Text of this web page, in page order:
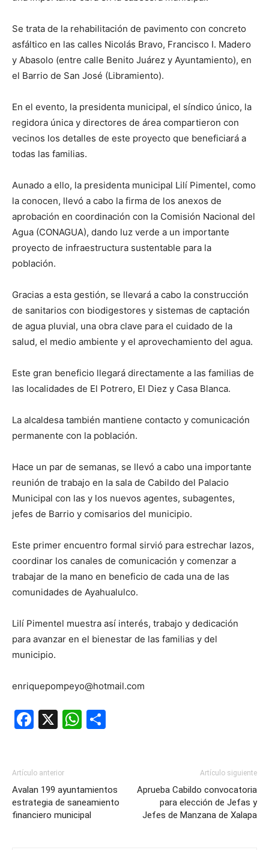
Se trata de la rehabilitación de pavimento con concreto
asfáltico en las calles Nicolás Bravo, Francisco I. Madero
y Abasolo (entre calle Benito Juárez y Ayuntamiento), en
el Barrio de San José (Libramiento).
En el evento, la presidenta municipal, el síndico único, la
regidora única y directores de área compartieron con
vecinos los detalles de este proyecto que beneficiará a
todas las familias.
Aunado a ello, la presidenta municipal Lilí Pimentel, como
la conocen, llevó a cabo la firma de los anexos de
aprobación en coordinación con la Comisión Nacional del
Agua (CONAGUA), dando luz verde a un importante
proyecto de infraestructura sustentable para la
población.
Gracias a esta gestión, se llevará a cabo la construcción
de sanitarios con biodigestores y sistemas de captación
de agua pluvial, una obra clave para el cuidado de la
salud, el medio ambiente y el aprovechamiento del agua.
Este gran beneficio llegará directamente a las familias de
las localidades de El Potrero, El Diez y Casa Blanca.
La alcaldesa también mantiene contacto y comunicación
permanente con la población.
Hace un par de semanas, se llevó a cabo una importante
reunión de trabajo en la sala de Cabildo del Palacio
Municipal con las y los nuevos agentes, subagentes,
jefes de Barrio y comisarios del municipio.
Este primer encuentro formal sirvió para estrechar lazos,
coordinar los canales de comunicación y comenzar a
trabajar de la mano en beneficio de cada una de las
comunidades de Ayahualulco.
Lilí Pimentel muestra así interés, trabajo y dedicación
para avanzar en el bienestar de las familias y del
municipio.
enriquepompeyo@hotmail.com
Facebook
X WhatsApp
Artículo anterior
Avalan 199 ayuntamientos
estrategia de saneamiento
financiero municipal
Artículo siguiente
Aprueba Cabildo convocatoria
para elección de Jefas y
Jefes de Manzana de Xalapa